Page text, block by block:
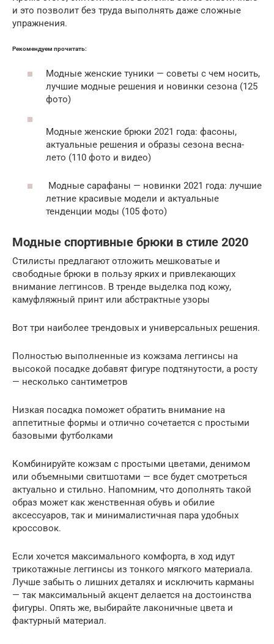
и это позволит без труда выполнять даже сложные
упражнения.
Рекомендуем прочитать:
Модные женские туники — советы с чем носить,
лучшие модные решения и новинки сезона (125
фото)
Модные женские брюки 2021 года: фасоны,
актуальные решения и образы сезона весна-
лето (110 фото и видео)
Модные сарафаны — новинки 2021 года: лучшие
летние красивые модели и актуальные
тенденции моды (105 фото)
Модные спортивные брюки в стиле 2020
Стилисты предлагают отложить мешковатые и
свободные брюки в пользу ярких и привлекающих
внимание леггинсов. В тренде выделка под кожу,
камуфляжный принт или абстрактные узоры
Вот три наиболее трендовых и универсальных решения.
Полностью выполненные из кожзама леггинсы на
высокой посадке добавят фигуре подтянутости, а росту
— несколько сантиметров
Низкая посадка поможет обратить внимание на
аппетитные формы и отлично сочетается с простыми
базовыми футболками
Комбинируйте кожзам с простыми цветами, денимом
или объемными свитшотами — все будет смотреться
актуально и стильно. Напомним, что дополнять такой
образ может как женственная обувь и обилие
аксессуаров, так и минималистичная пара удобных
кроссовок.
Если хочется максимального комфорта, в ход идут
трикотажные леггинсы из тонкого мягкого материала.
Лучше забыть о лишних деталях и исключить карманы
— так максимальный акцент делается на достоинства
фигуры. Опять же, выбирайте лаконичные цвета и
фактурный материал.